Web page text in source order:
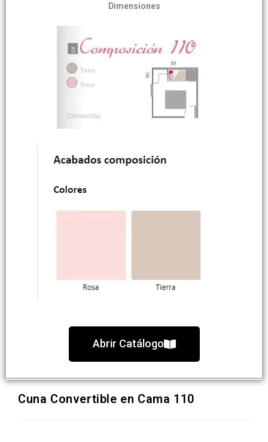
Dimensiones
Abrir Catálogo
Cuna Convertible en Cama 110